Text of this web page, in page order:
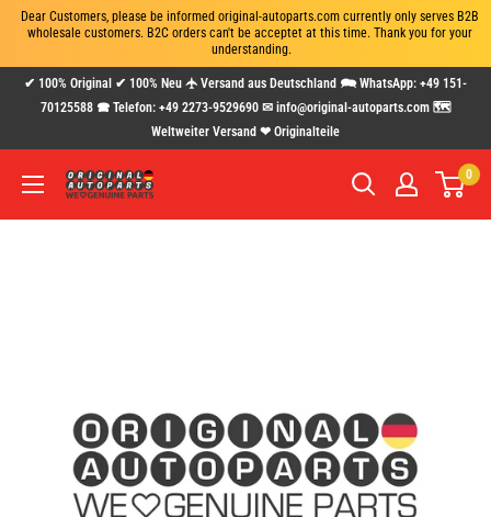
Dear Customers, please be informed original-autoparts.com currently only serves B2B
wholesale customers. B2C orders can't be acceptet at this time. Thank you for your
understanding.
Direkt✔ 100% Original ✔ 100% Neu 🛧 Versand aus Deutschland 🗪 WhatsApp: +49 151-
70125588 🕿 Telefon: +49 2273-9529690 ✉ info@original-autoparts.com 🗺
Weltweiter Versand ❤ Originalteile
www.original-
0